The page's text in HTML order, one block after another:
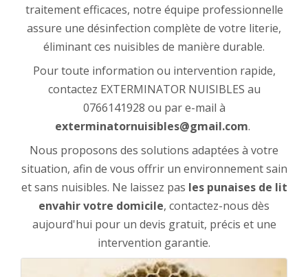
traitement efficaces, notre équipe professionnelle
assure une désinfection complète de votre literie,
éliminant ces nuisibles de manière durable.
Pour toute information ou intervention rapide,
contactez EXTERMINATOR NUISIBLES au
0766141928 ou par e-mail à
exterminatornuisibles@gmail.com.
Nous proposons des solutions adaptées à votre
situation, afin de vous offrir un environnement sain
et sans nuisibles. Ne laissez pas les punaises de lit
envahir votre domicile, contactez-nous dès
aujourd'hui pour un devis gratuit, précis et une
intervention garantie.